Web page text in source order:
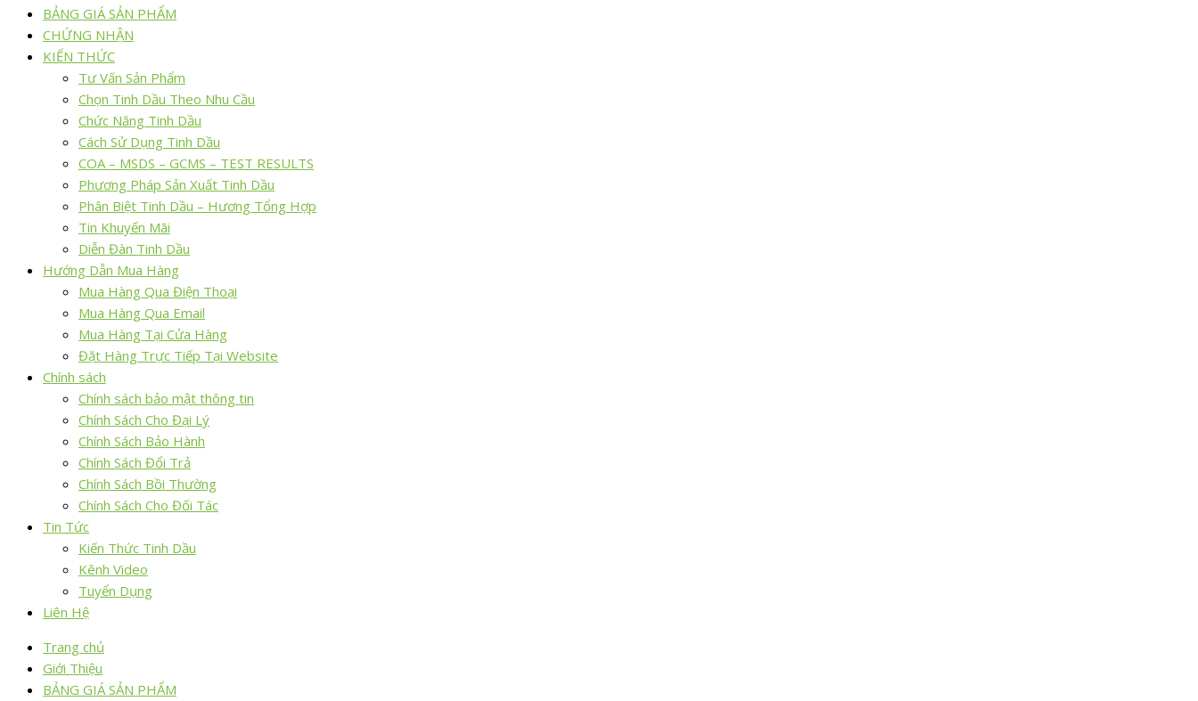
BẢNG GIÁ SẢN PHẨM
CHỨNG NHẬN
KIẾN THỨC
Tư Vấn Sản Phẩm
Chọn Tinh Dầu Theo Nhu Cầu
Chức Năng Tinh Dầu
Cách Sử Dụng Tinh Dầu
COA – MSDS – GCMS – TEST RESULTS
Phương Pháp Sản Xuất Tinh Dầu
Phân Biệt Tinh Dầu – Hương Tổng Hợp
Tin Khuyến Mãi
Diễn Đàn Tinh Dầu
Hướng Dẫn Mua Hàng
Mua Hàng Qua Điện Thoại
Mua Hàng Qua Email
Mua Hàng Tại Cửa Hàng
Đặt Hàng Trực Tiếp Tại Website
Chính sách
Chính sách bảo mật thông tin
Chính Sách Cho Đại Lý
Chính Sách Bảo Hành
Chính Sách Đổi Trả
Chính Sách Bồi Thường
Chính Sách Cho Đối Tác
Tin Tức
Kiến Thức Tinh Dầu
Kênh Video
Tuyển Dụng
Liên Hệ
Trang chủ
Giới Thiệu
BẢNG GIÁ SẢN PHẨM